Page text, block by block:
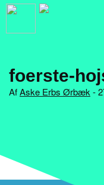
foerste-
AfAske Erbs Ørbæk -